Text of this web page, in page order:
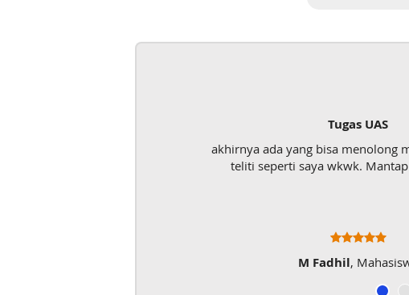
Tugas UAS
akhirnya ada yang bisa menolong
teliti seperti saya wkwk.
M Fadhil,